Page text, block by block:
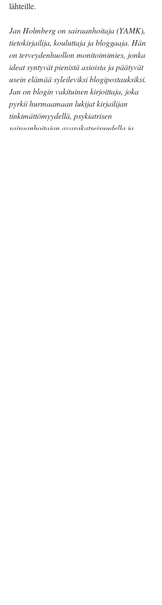
lähteille.
Jan Holmberg on sairaanhoitaja (YAMK),
tietokirjailija, kouluttaja ja bloggaaja. Hän
on terveydenhuollon monitoimimies, jonka
ideat syntyvät pienistä asioista ja päätyvät
usein elämää syleileviksi blogipostauksiksi.
Jan on blogin vakituinen kirjoittaja, joka
pyrkii hurmaamaan lukijat kirjailijan
tinkimättömyydellä, psykiatrisen
sairaanhoitajan avarakatseisuudella ja